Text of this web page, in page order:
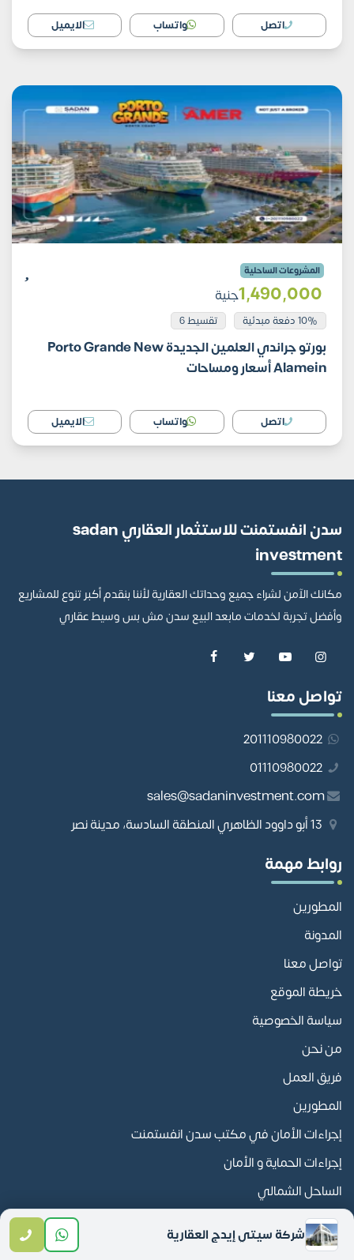
اتصل واتساب الايميل
المشروعات الساحلية
1٬490٬000جنية
10% دفعة مبدئية تقسيط 6
بورتو جراندي العلمين الجديدة Porto Grande New
Alamein أسعار ومساحات
اتصل واتساب الايميل
سدن انفستمنت للاستثمار العقاري sadan
investment
مكانك الآمن لشراء جميع وحداتك العقارية لأننا بنقدم أكبر تنوع للمشاريع
وأفضل تجربة لخدمات مابعد البيع سدن مش بس وسيط عقاري
تواصل معنا
201110980022
01110980022
sales@sadaninvestment.com
روابط مهمة
المطورين
المدونة
تواصل معنا
خريطة الموقع
سياسة الخصوصية
من نحن
فريق العمل
المطورين
إجراءات الأمان في مكتب سدن انفستمنت
إجراءات الحماية و الأمان
الساحل الشمالي
الأكثر بحثاشركة سيتي إيدج العقارية